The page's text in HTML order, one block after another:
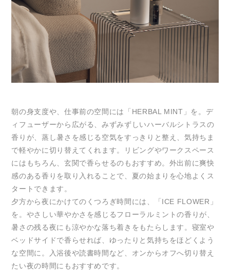
朝の身支度や、仕事前の空間には「HERBAL MINT」を。デ
ィフューザーから広がる、みずみずしいハーバルシトラスの
香りが、蒸し暑さを感じる空気をすっきりと整え、気持ちま
で軽やかに切り替えてくれます。リビングやワークスペース
にはもちろん、玄関で香らせるのもおすすめ。外出前に爽快
感のある香りを取り入れることで、夏の始まりを心地よくス
タートできます。
夕方から夜にかけてのくつろぎ時間には、「ICE FLOWER」
を。やさしい華やかさを感じるフローラルミントの香りが、
暑さの残る夜にも涼やかな落ち着きをもたらします。寝室や
ベッドサイドで香らせれば、ゆったりと気持ちをほどくよう
な空間に。入浴後や読書時間など、オンからオフへ切り替え
たい夜の時間にもおすすめです。